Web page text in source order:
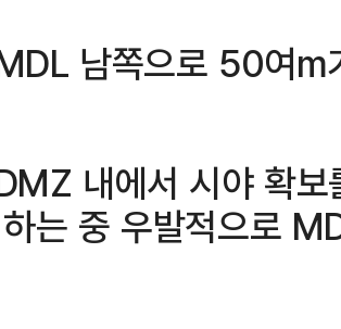
남쪽으로 50여m
내에서 시야 확
는 중 우발적으로